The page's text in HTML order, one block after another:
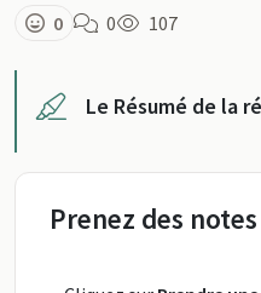
0 0 107
Le Résumé de la
Prenez des